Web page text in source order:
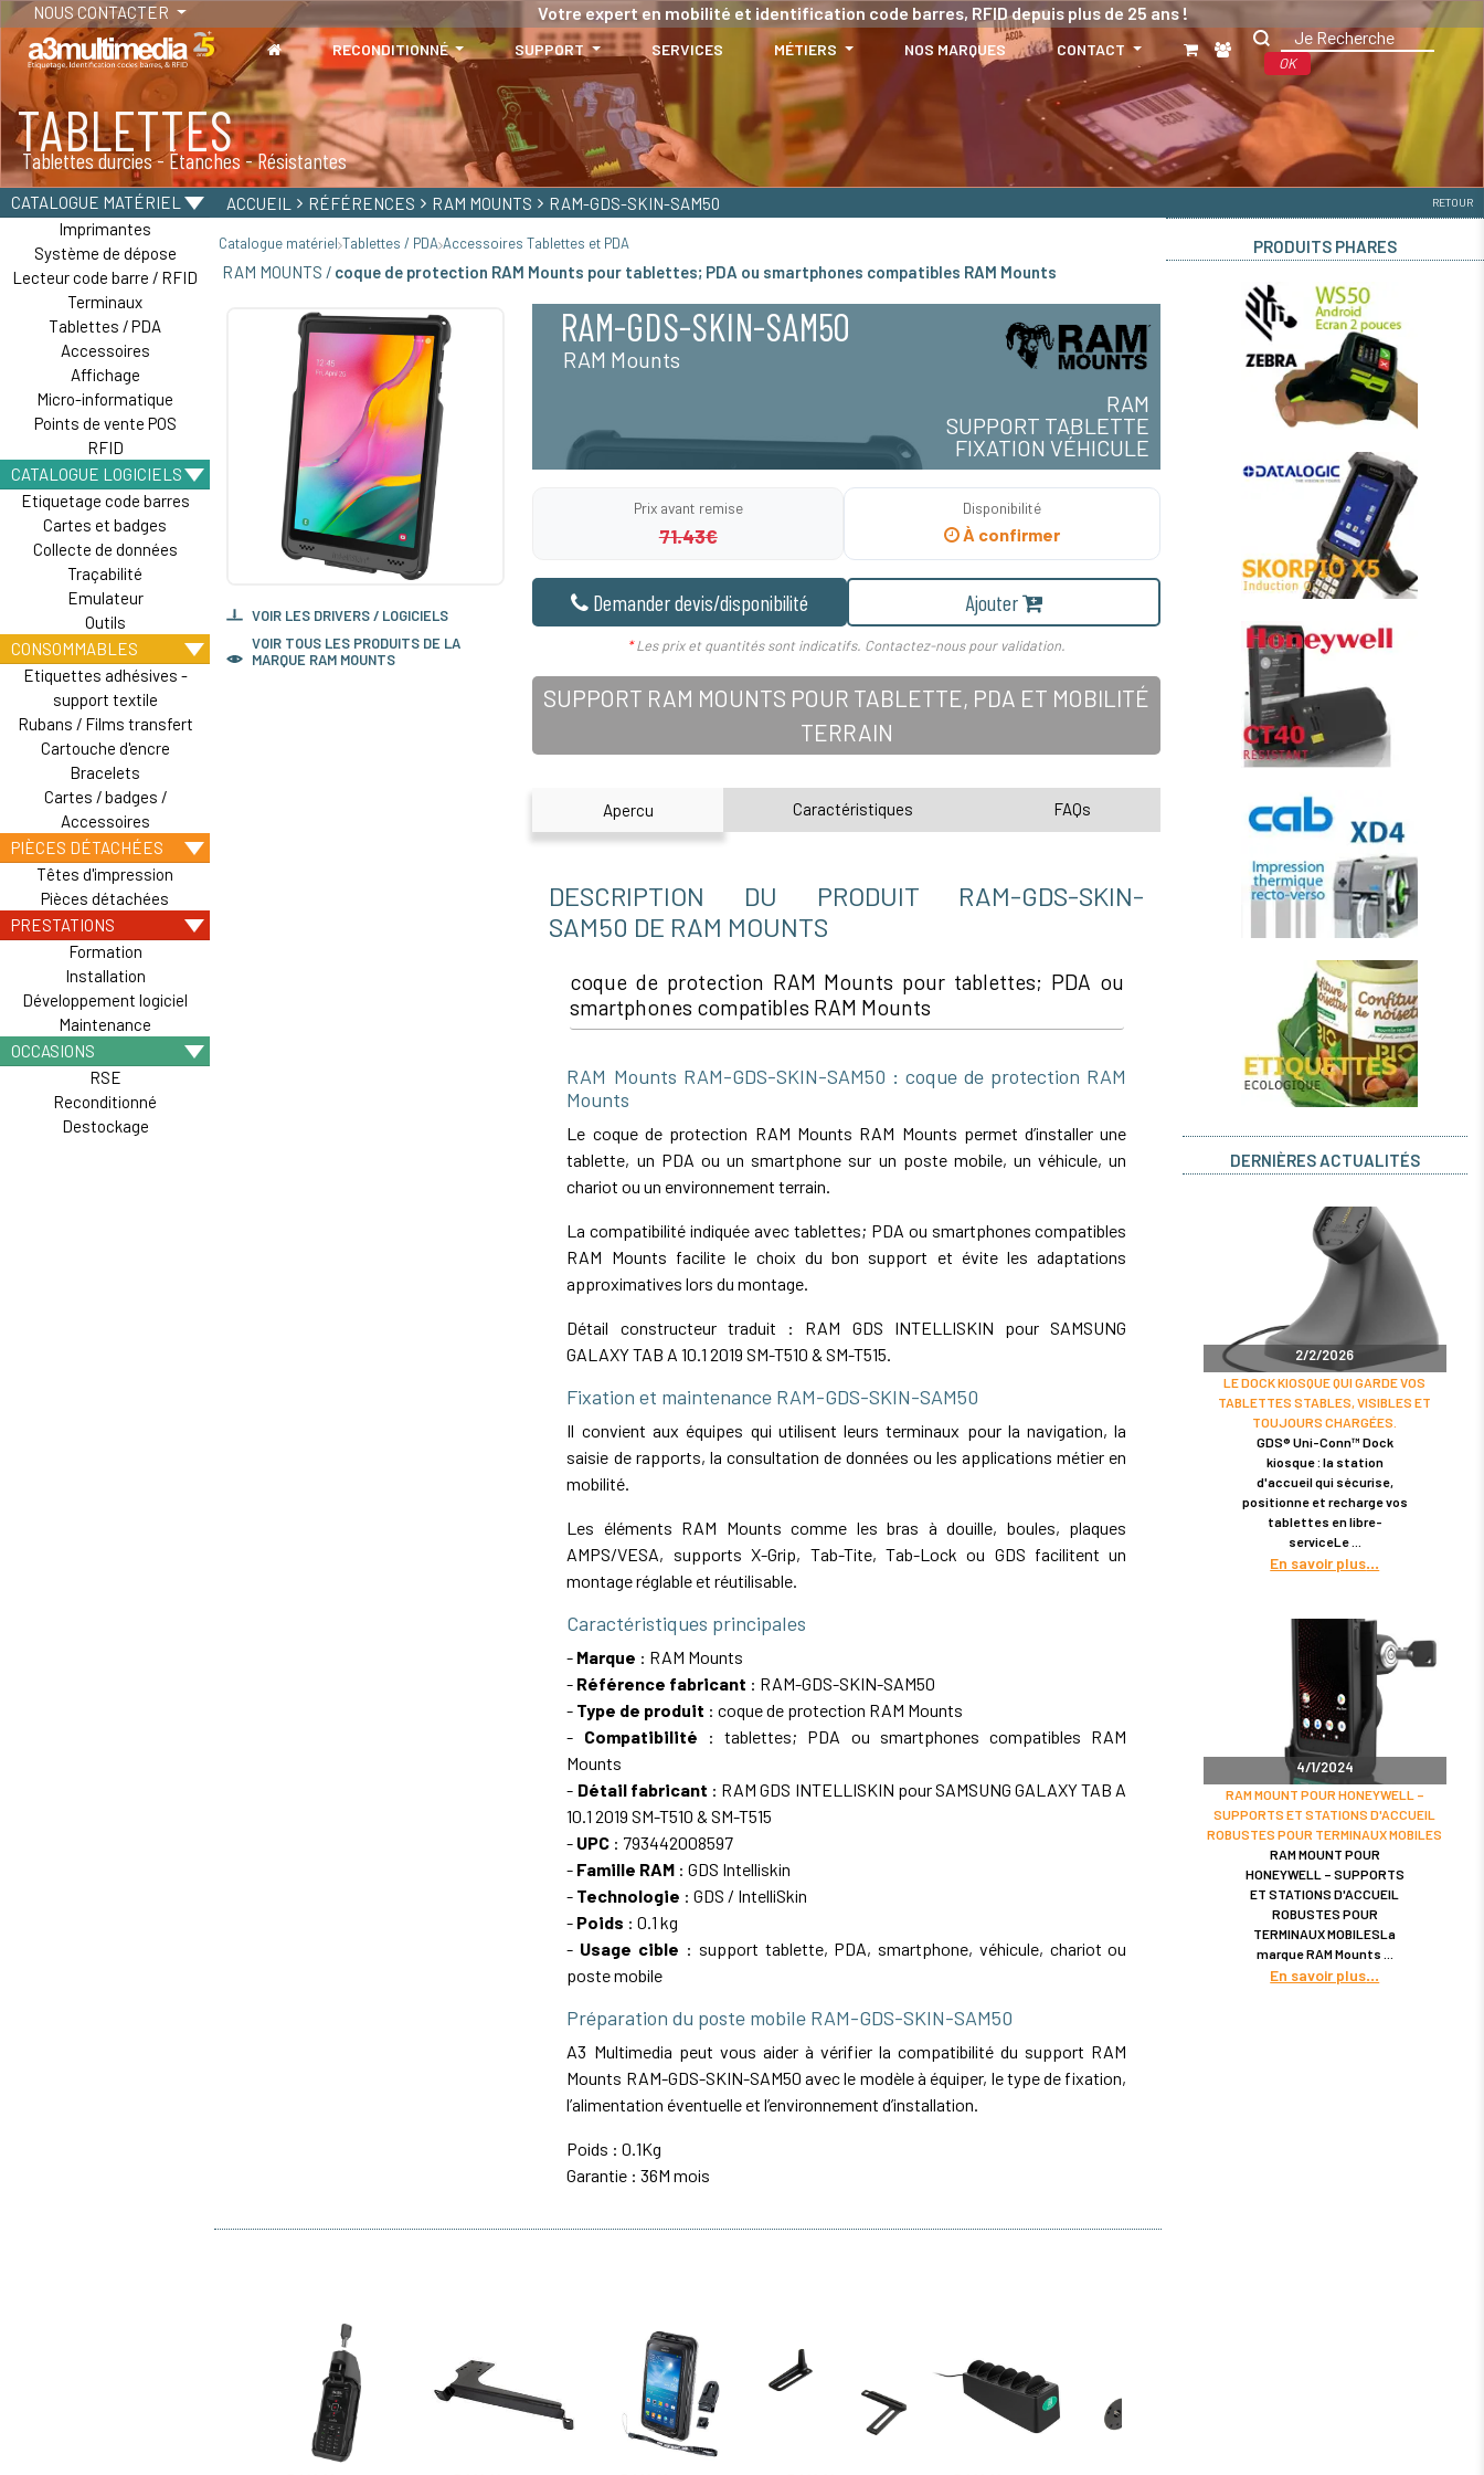
NOUS CONTACTER Votre expert en mobilité et identification code barres, RFID depuis plus de 25 ans !
RECONDITIONNÉ SUPPORT SERVICES MÉTIERS NOS MARQUES CONTACT
OK
TABLETTES
Tablettes durcies - Étanches - Résistantes
CATALOGUE MATÉRIEL
Imprimantes
Système de dépose
Lecteur code barre / RFID
Terminaux
Tablettes / PDA
Accessoires
Affichage
Micro-informatique
Points de vente POS
RFID
CATALOGUE LOGICIELS
Etiquetage code barres
Cartes et badges
Collecte de données
Traçabilité
Emulateur
Outils
CONSOMMABLES
Etiquettes adhésives -
support textile
Rubans / Films transfert
Cartouche d'encre
Bracelets
Cartes / badges /
Accessoires
PIÈCES DÉTACHÉES
Têtes d'impression
Pièces détachées
PRESTATIONS
Formation
Installation
Développement logiciel
Maintenance
OCCASIONS
RSE
Reconditionné
Destockage
ACCUEIL RÉFÉRENCES RAM MOUNTS RAM-GDS-SKIN-SAM50 RETOUR
Catalogue matériel Tablettes / PDA Accessoires Tablettes et PDA
RAM MOUNTS / coque de protection RAM Mounts pour tablettes; PDA ou smartphones compatibles RAM Mounts
VOIR LES DRIVERS / LOGICIELS
VOIR TOUS LES PRODUITS DE LA
MARQUE RAM MOUNTS
RAM-GDS-SKIN-SAM50
RAM Mounts
RAM
SUPPORT TABLETTE
FIXATION VÉHICULE
Prix avant remise
71.43€
Disponibilité
À confirmer
Demander devis/disponibilité Ajouter
*Les prix et quantités sont indicatifs. Contactez-nous pour validation.
SUPPORT RAM MOUNTS POUR TABLETTE, PDA ET MOBILITÉ
TERRAIN
Apercu Caractéristiques FAQs
DESCRIPTION DU PRODUIT RAM-GDS-SKIN-
SAM50 DE RAM MOUNTS
coque de protection RAM Mounts pour tablettes; PDA ou
smartphones compatibles RAM Mounts
RAM Mounts RAM-GDS-SKIN-SAM50 : coque de protection RAM
Mounts
Le coque de protection RAM Mounts RAM Mounts permet d’installer une
tablette, un PDA ou un smartphone sur un poste mobile, un véhicule, un
chariot ou un environnement terrain.
La compatibilité indiquée avec tablettes; PDA ou smartphones compatibles
RAM Mounts facilite le choix du bon support et évite les adaptations
approximatives lors du montage.
Détail constructeur traduit : RAM GDS INTELLISKIN pour SAMSUNG
GALAXY TAB A 10.1 2019 SM-T510 & SM-T515.
Fixation et maintenance RAM-GDS-SKIN-SAM50
Il convient aux équipes qui utilisent leurs terminaux pour la navigation, la
saisie de rapports, la consultation de données ou les applications métier en
mobilité.
Les éléments RAM Mounts comme les bras à douille, boules, plaques
AMPS/VESA, supports X-Grip, Tab-Tite, Tab-Lock ou GDS facilitent un
montage réglable et réutilisable.
Caractéristiques principales
- Marque : RAM Mounts
- Référence fabricant : RAM-GDS-SKIN-SAM50
- Type de produit : coque de protection RAM Mounts
- Compatibilité : tablettes; PDA ou smartphones compatibles RAM
Mounts
- Détail fabricant : RAM GDS INTELLISKIN pour SAMSUNG GALAXY TAB A
10.1 2019 SM-T510 & SM-T515
- UPC : 793442008597
- Famille RAM : GDS Intelliskin
- Technologie : GDS / IntelliSkin
- Poids : 0.1 kg
- Usage cible : support tablette, PDA, smartphone, véhicule, chariot ou
poste mobile
Préparation du poste mobile RAM-GDS-SKIN-SAM50
A3 Multimedia peut vous aider à vérifier la compatibilité du support RAM
Mounts RAM-GDS-SKIN-SAM50 avec le modèle à équiper, le type de fixation,
l’alimentation éventuelle et l’environnement d’installation.
Poids : 0.1Kg
Garantie : 36M mois
PRODUITS PHARES
DERNIÈRES ACTUALITÉS
2/2/2026
LE DOCK KIOSQUE QUI GARDE VOS
TABLETTES STABLES, VISIBLES ET
TOUJOURS CHARGÉES.
GDS® Uni-Conn™ Dock
kiosque : la station
d'accueil qui sécurise,
positionne et recharge vos
tablettes en libre-
serviceLe
En savoir plus
4/1/2024
RAM MOUNT POUR HONEYWELL –
SUPPORTS ET STATIONS D'ACCUEIL
ROBUSTES POUR TERMINAUX MOBILES
RAM MOUNT POUR
HONEYWELL – SUPPORTS
ET STATIONS D'ACCUEIL
ROBUSTES POUR
TERMINAUX MOBILESLa
marque RAM Mounts
En savoir plus